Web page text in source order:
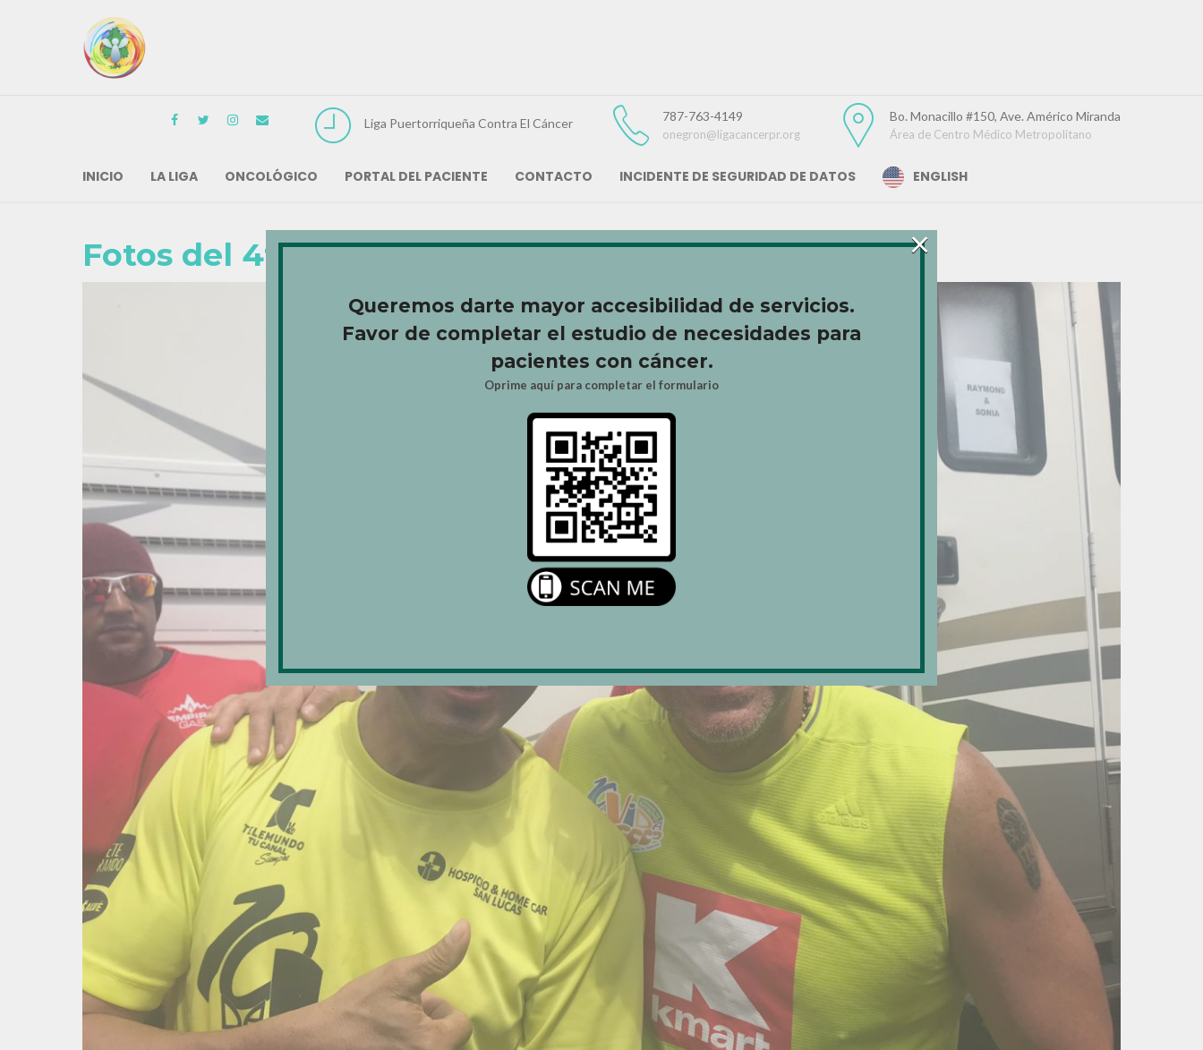
Liga Puertorriqueña Contra El Cáncer 787-763-4149
onegron@ligacancerpr.org
Bo. Monacillo #150, Ave. Américo Miranda
Área de Centro Médico Metropolitano
INICIO LA LIGA ONCOLÓGICO PORTAL DEL PACIENTE CONTACTO INCIDENTE DE SEGURIDAD DE DATOS ENGLISH
Fotos del 4to Día: Da Vida
Queremos darte mayor accesibilidad de servicios.
Favor de completar el estudio de necesidades para
pacientes con cáncer.
Oprime aquí para completar el formulario
×